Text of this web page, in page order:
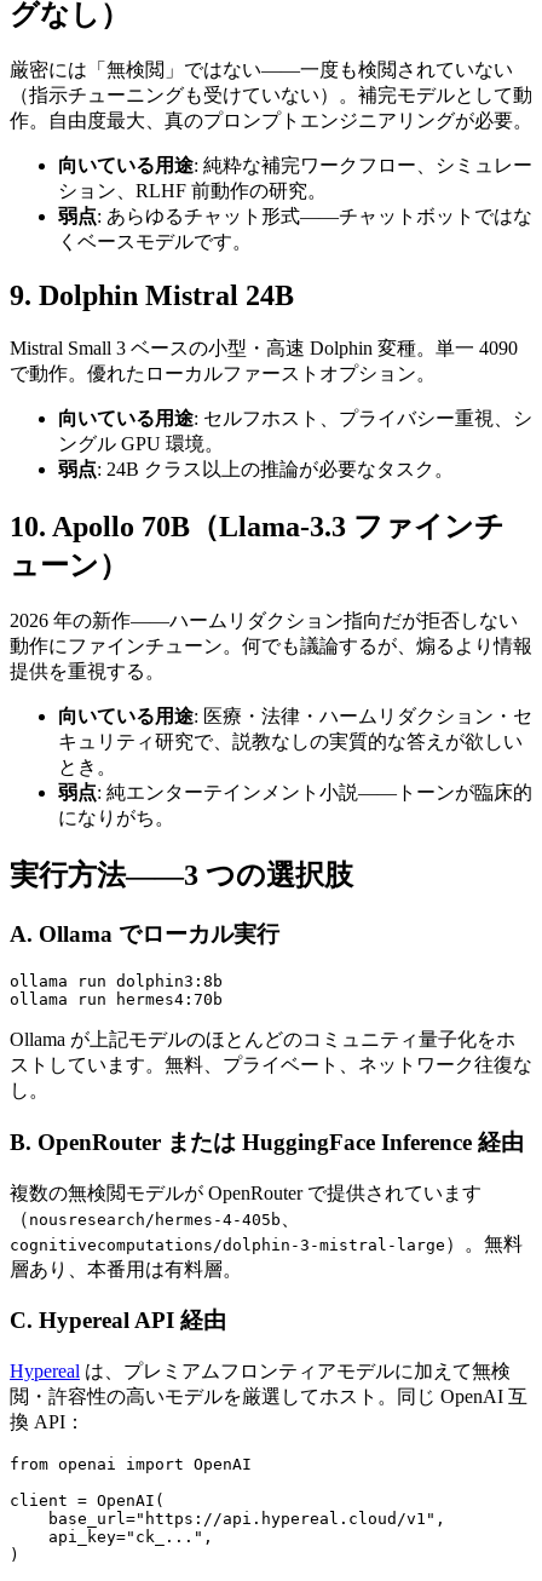
グなし）
厳密には「無検閲」ではない——一度も検閲されていない
（指示チューニングも受けていない）。補完モデルとして動
作。自由度最大、真のプロンプトエンジニアリングが必要。
向いている用途: 純粋な補完ワークフロー、シミュレー
ション、RLHF 前動作の研究。
弱点: あらゆるチャット形式——チャットボットではな
くベースモデルです。
9. Dolphin Mistral 24B
Mistral Small 3 ベースの小型・高速 Dolphin 変種。単一 4090
で動作。優れたローカルファーストオプション。
向いている用途: セルフホスト、プライバシー重視、シ
ングル GPU 環境。
弱点: 24B クラス以上の推論が必要なタスク。
10. Apollo 70B（Llama-3.3 ファインチ
ューン）
2026 年の新作——ハームリダクション指向だが拒否しない
動作にファインチューン。何でも議論するが、煽るより情報
提供を重視する。
向いている用途: 医療・法律・ハームリダクション・セ
キュリティ研究で、説教なしの実質的な答えが欲しい
とき。
弱点: 純エンターテインメント小説——トーンが臨床的
になりがち。
実行方法——3 つの選択肢
A. Ollama でローカル実行
ollama run dolphin3:8b
Ollama が上記モデルのほとんどのコミュニティ量子化をホ
ストしています。無料、プライベート、ネットワーク往復な
し。
B. OpenRouter または HuggingFace Inference 経由
複数の無検閲モデルが OpenRouter で提供されています
（ nousresearch/hermes-4-405b
cognitivecomputations/dolphin-3-mistral-large ）。無料
層あり、本番用は有料層。
C. Hypereal API 経由
Hypereal は、プレミアムフロンティアモデルに加えて無検
閲・許容性の高いモデルを厳選してホスト。同じ OpenAI 互
換 API：
from openai import OpenAI
client = OpenAI(
    base_url="https://api.hypereal.cloud/v1",
    api_key="ck_...",
)